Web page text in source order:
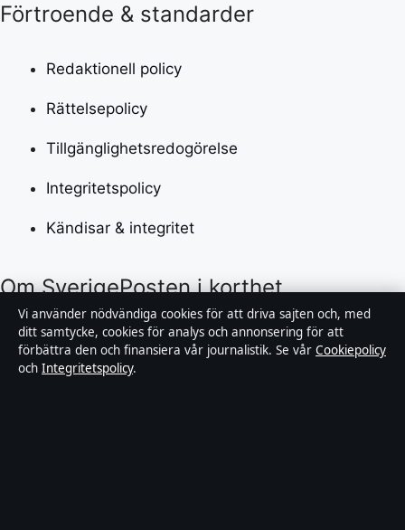
Förtroende & standarder
Redaktionell policy
Rättelsepolicy
Tillgänglighetsredogörelse
Integritetspolicy
Kändisar & integritet
Om SverigePosten i korthet
SverigePosten är en oberoende svensk digital
nyhetssajt med fokus på film, tv, kultur och
nöjesnyheter. Varje artikel har en namngiven byline,
Vi använder nödvändiga cookies för att driva sajten och, med
ditt samtycke, cookies för analys och annonsering för att
förbättra den och finansiera vår journalistik. Se vår Cookiepolicy
och Integritetspolicy.